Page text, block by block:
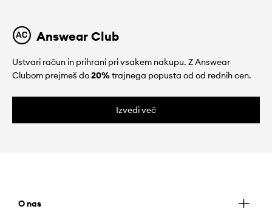
Answear Club
Ustvari račun in prihrani pri vsakem nakupu. Z Answear
Clubom prejmeš do20%trajnega popusta od od rednih cen.
Izvedi več
O nas